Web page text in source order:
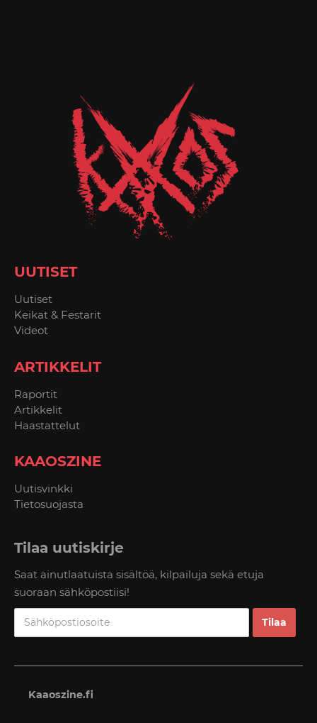
UUTISET
Uutiset
Keikat & Festarit
Videot
ARTIKKELIT
Raportit
Artikkelit
Haastattelut
KAAOSZINE
Uutisvinkki
Tietosuojasta
Tilaa uutiskirje
Saat ainutlaatuista sisältöä, kilpailuja sekä etuja
suoraan sähköpostiisi!
Kaaoszine.fi